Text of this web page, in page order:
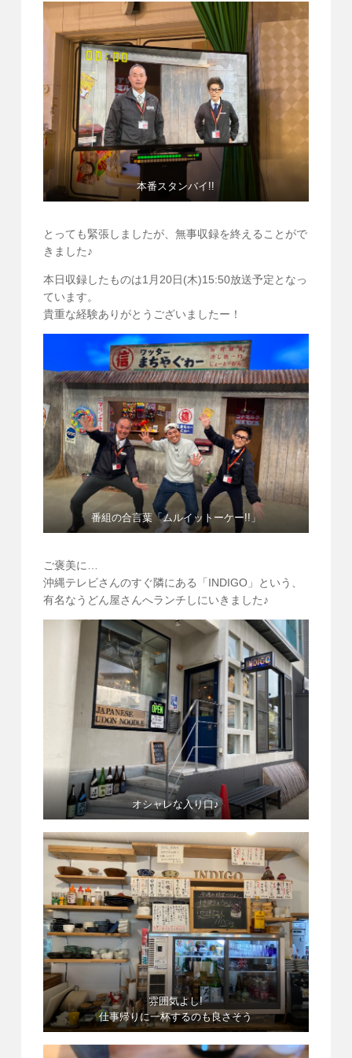
本番スタンバイ!!
とっても緊張しましたが、無事収録を終えることがで
きました♪
本日収録したものは1月20日(木)15:50放送予定となっ
ています。
貴重な経験ありがとうございましたー！
番組の合言葉「ムルイットーケー!!」
ご褒美に…
沖縄テレビさんのすぐ隣にある「INDIGO」という、
有名なうどん屋さんへランチしにいきました♪
オシャレな入り口♪
雰囲気よし!
仕事帰りに一杯するのも良さそう